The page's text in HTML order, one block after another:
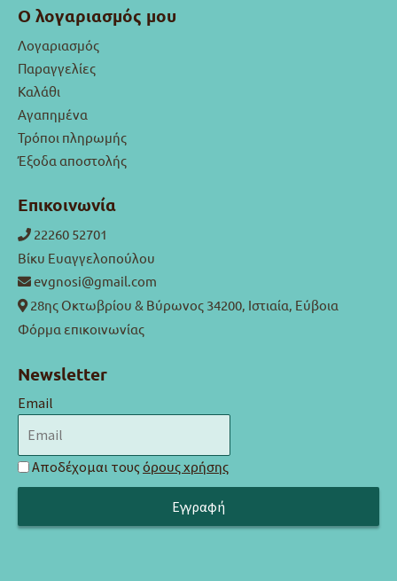
Ο λογαριασμός μου
Λογαριασμός
Παραγγελίες
Καλάθι
Αγαπημένα
Τρόποι πληρωμής
Έξοδα αποστολής
Επικοινωνία
22260 52701
Βίκυ Ευαγγελοπούλου
evgnosi@gmail.com
28ης Οκτωβρίου & Βύρωνος 34200, Ιστιαία, Εύβοια
Φόρμα επικοινωνίας
Newsletter
Email
Αποδέχομαι τους όρους χρήσης